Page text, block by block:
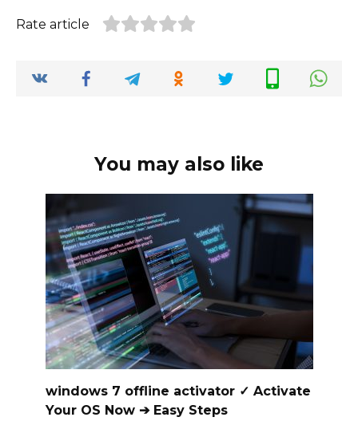
o
k
t
dI
n
Rate article
You may also like
windows 7 offline activator ✓ Activate
Your OS Now ➔ Easy Steps